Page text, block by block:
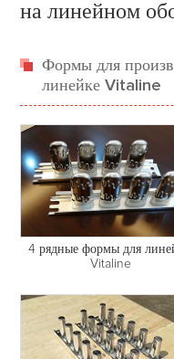
на линейном
Формы для
линейке Vitaline
4 рядные формы для
Vitaline